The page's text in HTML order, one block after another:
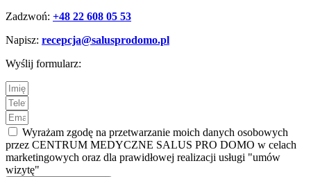
Zadzwoń: +48 22 608 05 53
Napisz: recepcja@salusprodomo.pl
Wyślij formularz:
Wyrażam zgodę na przetwarzanie moich danych osobowych
przez CENTRUM MEDYCZNE SALUS PRO DOMO w celach
marketingowych oraz dla prawidłowej realizacji usługi "umów
wizytę"